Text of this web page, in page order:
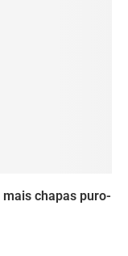
chapas puro-